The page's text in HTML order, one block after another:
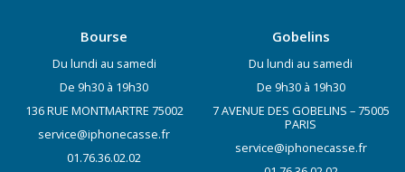
Bourse
Du lundi au samedi
De 9h30 à 19h30
136 RUE MONTMARTRE 75002
service@iphonecasse.fr
01.76.36.02.02
Gobelins
Du lundi au samedi
De 9h30 à 19h30
7 AVENUE DES GOBELINS – 75005
PARIS
service@iphonecasse.fr